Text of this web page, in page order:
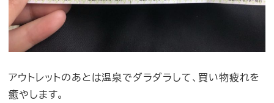
アウトレットのあとは温泉でダラダラして、買い物疲れを
癒やします。